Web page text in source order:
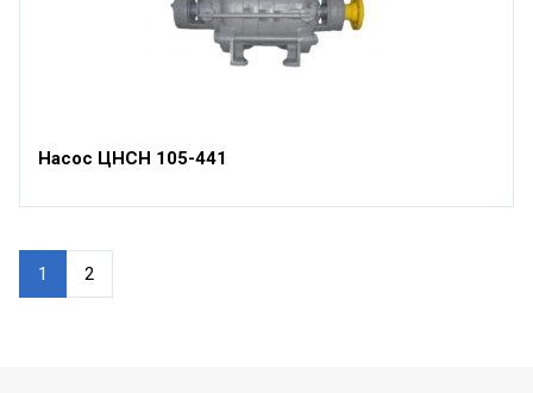
Насос ЦНСН 105-441
1 2